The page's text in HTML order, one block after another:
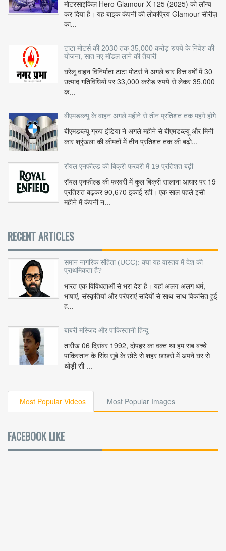
मोटरसाइकिल Hero Glamour X 125 (2025) को लॉन्च
कर दिया है। यह बाइक कंपनी की लोकप्रिय Glamour सीरीज़
का...
टाटा मोटर्स की 2030 तक 35,000 करोड़ रुपये के निवेश की
योजना, सात नए मॉडल लाने की तैयारी
घरेलू वाहन विनिर्माता टाटा मोटर्स ने अगले चार वित्त वर्षों में 30
उत्पाद गतिविधियों पर 33,000 करोड़ रुपये से लेकर 35,000
क...
बीएमडब्ल्यू के वाहन अगले महीने से तीन प्रतिशत तक महंगे होंगे
बीएमडब्ल्यू ग्रुप इंडिया ने अगले महीने से बीएमडब्ल्यू और मिनी
कार श्रृंखला की कीमतों में तीन प्रतिशत तक की बढ़ो...
रॉयल एनफील्ड की बिक्री फरवरी में 19 प्रतिशत बढ़ी
रॉयल एनफील्ड की फरवरी में कुल बिक्री सालाना आधार पर 19
प्रतिशत बढ़कर 90,670 इकाई रही। एक साल पहले इसी
महीने में कंपनी न...
RECENT ARTICLES
समान नागरिक संहिता (UCC): क्या यह वास्तव में देश की
प्राथमिकता है?
भारत एक विविधताओं से भरा देश है। यहां अलग-अलग धर्म,
भाषाएं, संस्कृतियां और परंपराएं सदियों से साथ-साथ विकसित हुई
ह...
बाबरी मस्जिद और पाकिस्तानी हिन्दू
तारीख 06 दिसंबर 1992, दोपहर का वक़्त था हम सब बच्चे
पाकिस्तान के सिंध सूबे के छोटे से शहर छाछरो में अपने घर से
थोड़ी सी ...
Most Popular Videos Most Popular Images
FACEBOOK LIKE